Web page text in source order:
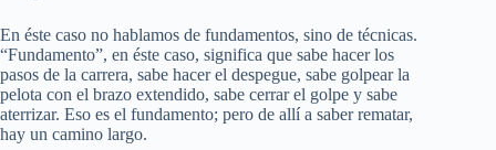
En éste caso no hablamos de fundamentos, sino de técnicas.
“Fundamento”, en éste caso, significa que sabe hacer los
pasos de la carrera, sabe hacer el despegue, sabe golpear la
pelota con el brazo extendido, sabe cerrar el golpe y sabe
aterrizar. Eso es el fundamento; pero de allí a saber rematar,
hay un camino largo.